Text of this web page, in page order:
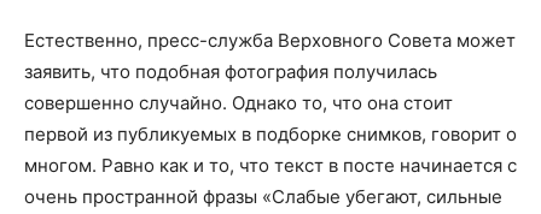
Естественно, пресс-служба Верховного Совета может
заявить, что подобная фотография получилась
совершенно случайно. Однако то, что она стоит
первой из публикуемых в подборке снимков, говорит о
многом. Равно как и то, что текст в посте начинается с
очень пространной фразы «Слабые убегают, сильные